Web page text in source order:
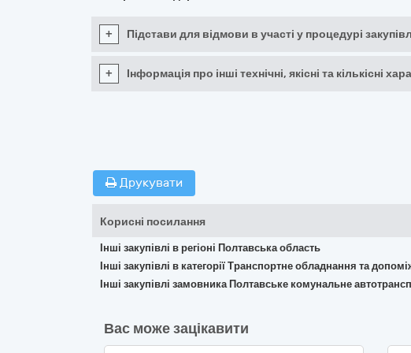
+ Підстави для відмови в участі у процедурі
+ Інформація про інші технічні, якісні та кількісні
Друкувати
Корисні посилання
Інші закупівлі в регіоні Полтавська область
Інші закупівлі в категорії Транспортне обладнання та
Інші закупівлі замовника Полтавське комунальне
Вас може зацікавити